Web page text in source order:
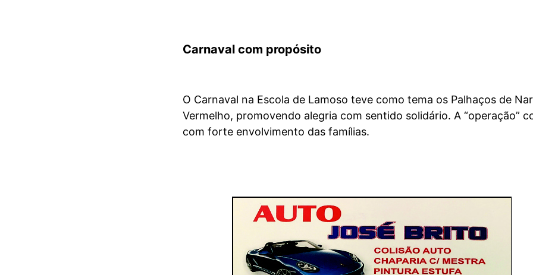
Carnaval com propósito
O Carnaval na Escola de Lamoso teve como tema os Palhaços de
Vermelho, promovendo alegria com sentido solidário. A “operação”
com forte envolvimento das famílias.